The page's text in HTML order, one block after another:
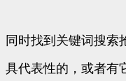
同时找到关键词搜索
具代表性的，或者有